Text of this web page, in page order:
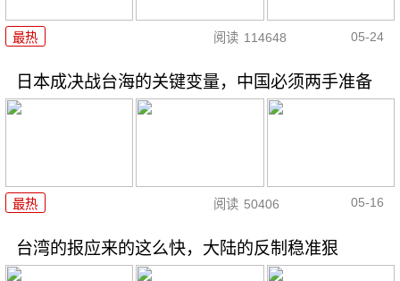
最热 阅读 114648 05-24
日本成决战台海的关键变量，中国必须两手准备
最热 阅读 50406 05-16
台湾的报应来的这么快，大陆的反制稳准狠